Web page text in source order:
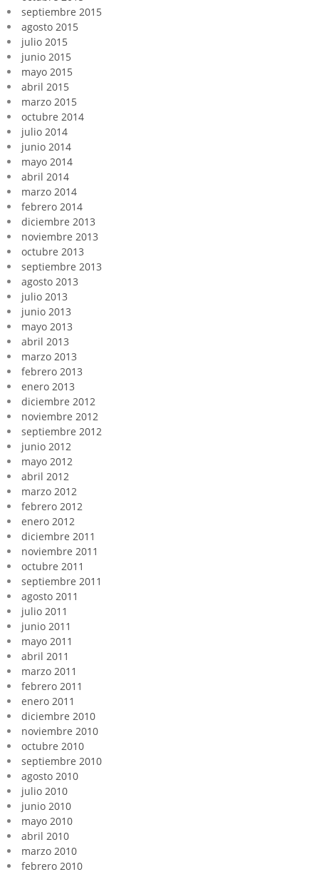
septiembre 2015
agosto 2015
julio 2015
junio 2015
mayo 2015
abril 2015
marzo 2015
octubre 2014
julio 2014
junio 2014
mayo 2014
abril 2014
marzo 2014
febrero 2014
diciembre 2013
noviembre 2013
octubre 2013
septiembre 2013
agosto 2013
julio 2013
junio 2013
mayo 2013
abril 2013
marzo 2013
febrero 2013
enero 2013
diciembre 2012
noviembre 2012
septiembre 2012
junio 2012
mayo 2012
abril 2012
marzo 2012
febrero 2012
enero 2012
diciembre 2011
noviembre 2011
octubre 2011
septiembre 2011
agosto 2011
julio 2011
junio 2011
mayo 2011
abril 2011
marzo 2011
febrero 2011
enero 2011
diciembre 2010
noviembre 2010
octubre 2010
septiembre 2010
agosto 2010
julio 2010
junio 2010
mayo 2010
abril 2010
marzo 2010
febrero 2010